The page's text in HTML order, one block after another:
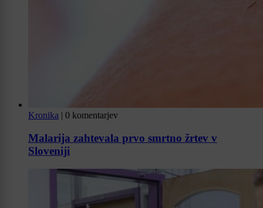
Kronika | 0 komentarjev
Malarija zahtevala prvo smrtno žrtev v
Sloveniji